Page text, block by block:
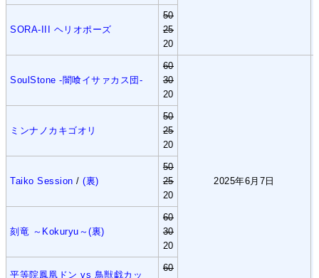
SORA‐III ヘリオポーズ
50
25
20
SoulStone -闇喰イサァカス団-
60
30
20
2025年6月7日
ミンナノカキゴオリ
50
25
20
Taiko Session /(裏)
50
25
20
刻竜 ～Kokuryu～(裏)
60
30
20
平等院鳳凰ドン vs 鳥獣戯カッ
60